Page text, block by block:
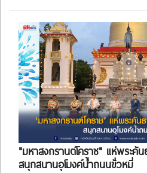
"มหาสงกรานต์โคราช" แห่พระคั
สนุกสนานอุโมงค์น้ำถนนขั่วหมี่